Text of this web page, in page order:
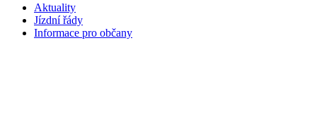
Aktuality
Jízdní řády
Informace pro občany